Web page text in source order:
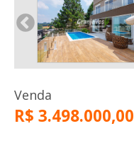
Venda
R$ 3.498.000,00